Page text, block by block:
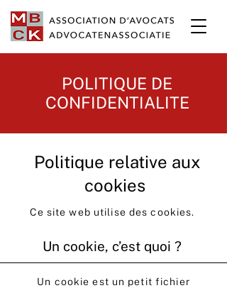
POLITIQUE DE
CONFIDENTIALITE
Politique relative aux
cookies
Ce site web utilise des cookies.
Un cookie, c’est quoi ?
Un cookie est un petit fichier